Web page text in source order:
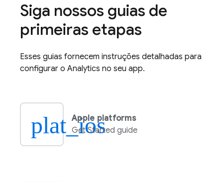
Siga nossos guias de
primeiras etapas
Esses guias fornecem instruções detalhadas para
configurar o Analytics no seu app.
plat_ios
Apple platforms
Get Started guide